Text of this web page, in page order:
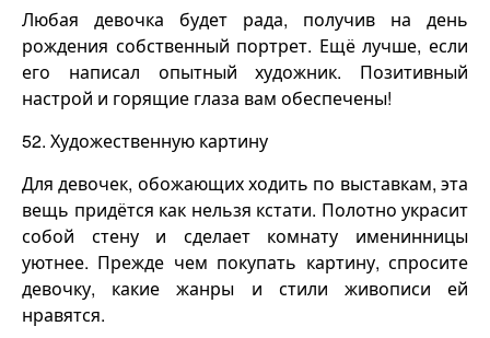
Любая девочка будет рада, получив на день
рождения собственный портрет. Ещё лучше, если
его написал опытный художник. Позитивный
настрой и горящие глаза вам обеспечены!
52. Художественную картину
Для девочек, обожающих ходить по выставкам, эта
вещь придётся как нельзя кстати. Полотно украсит
собой стену и сделает комнату именинницы
уютнее. Прежде чем покупать картину, спросите
девочку, какие жанры и стили живописи ей
нравятся.